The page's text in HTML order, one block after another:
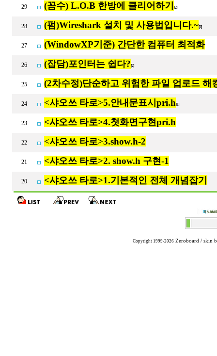
29 (꼼수) L.O.B 한방에 클리어하기 [2]
28 (펌)Wireshark 설치 및 사용법입니다.~[2]
27 (WindowXP기준) 간단한 컴퓨터 최적화
26 (잡담)포인터는 쉽다? [2]
25 (2차수정)단순하고 위험한 파일 업로드 해
24 <샤오쓰 타로>5.안내문표시pri.h[1]
23 <샤오쓰 타로>4.첫화면구현pri.h
22 <샤오쓰 타로>3.show.h-2
21 <샤오쓰 타로>2. show.h 구현-1
20 <샤오쓰 타로>1.기본적인 전체 개념잡기
Copyright 1999-2026 Zeroboard / skin